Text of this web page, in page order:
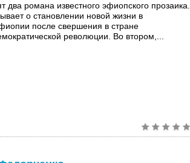
два романа известного эфиопского прозаика.
о становлении новой жизни в
после свершения в стране
революции. Во втором,...